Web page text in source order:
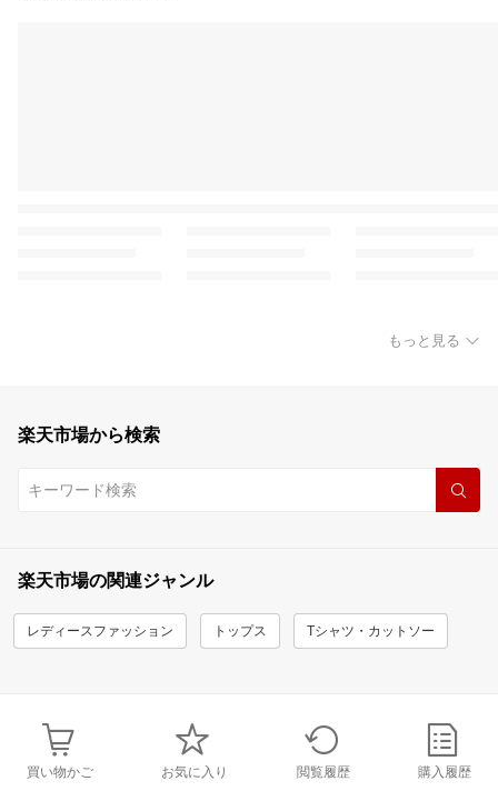
もっと見る
楽天市場から検索
楽天市場の関連ジャンル
レディースファッション トップス Tシャツ・カットソー
買い物かご お気に入り 閲覧履歴 購入履歴